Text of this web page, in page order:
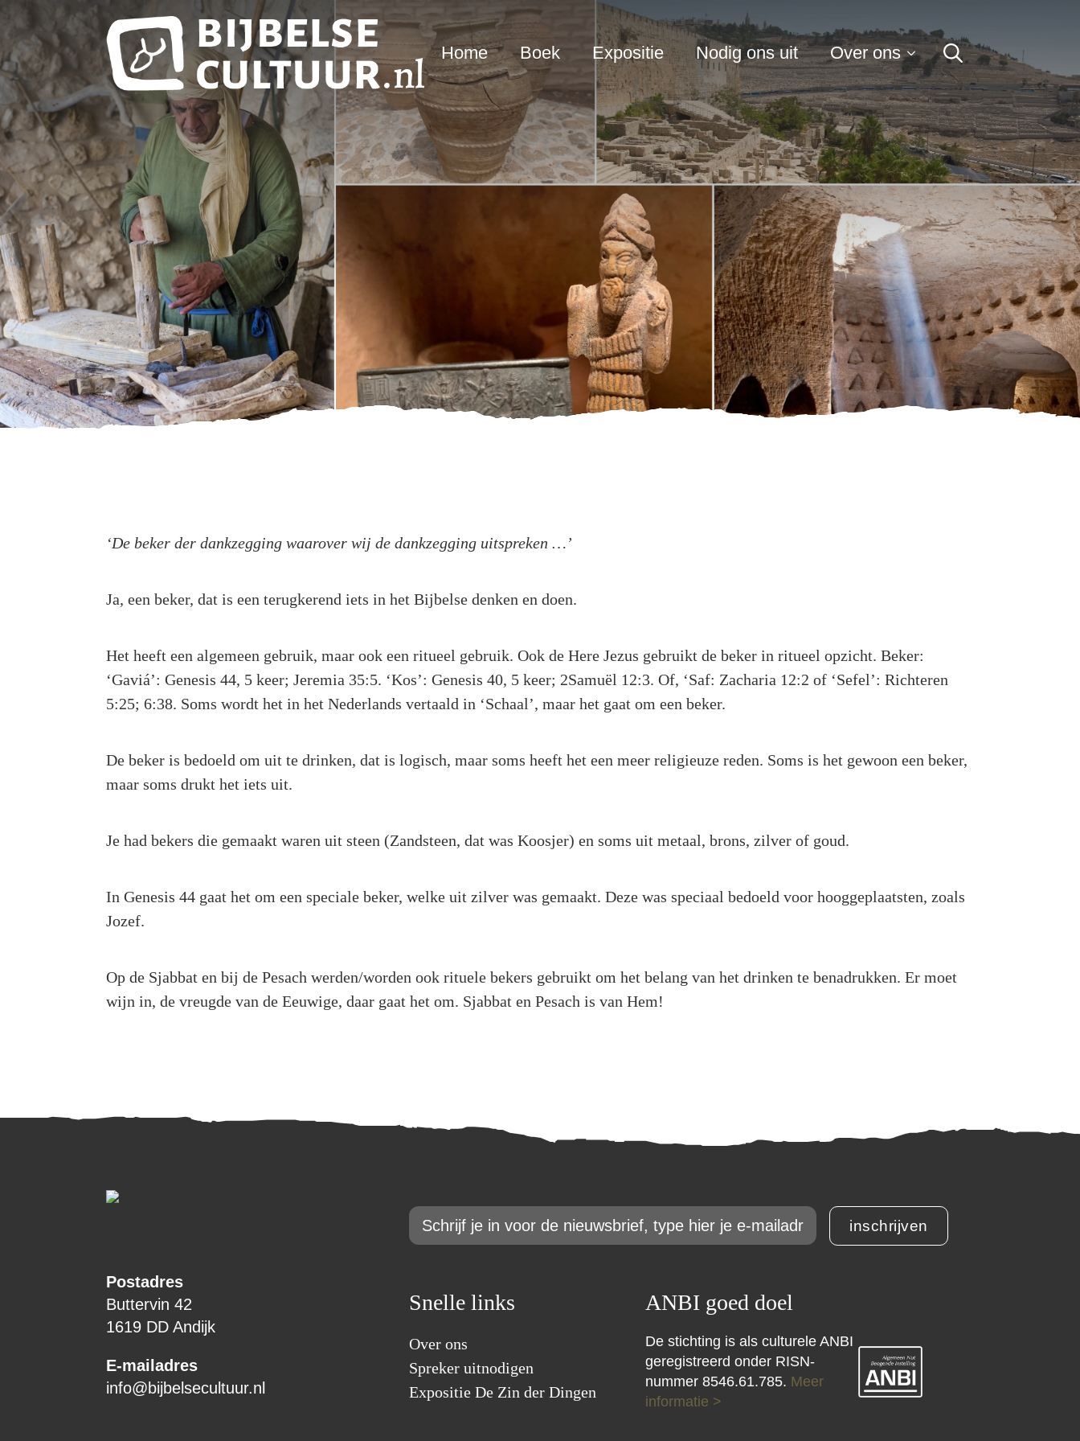
Home Boek Expositie Nodig ons uit Over ons
Search
for:
‘De beker der dankzegging waarover wij de dankzegging uitspreken …’
Ja, een beker, dat is een terugkerend iets in het Bijbelse denken en doen.
Het heeft een algemeen gebruik, maar ook een ritueel gebruik. Ook de Here Jezus gebruikt de beker in ritueel opzicht. Beker:
‘Gaviá’: Genesis 44, 5 keer; Jeremia 35:5. ‘Kos’: Genesis 40, 5 keer; 2Samuël 12:3. Of, ‘Saf: Zacharia 12:2 of ‘Sefel’: Richteren
5:25; 6:38. Soms wordt het in het Nederlands vertaald in ‘Schaal’, maar het gaat om een beker.
De beker is bedoeld om uit te drinken, dat is logisch, maar soms heeft het een meer religieuze reden. Soms is het gewoon een beker,
maar soms drukt het iets uit.
Je had bekers die gemaakt waren uit steen (Zandsteen, dat was Koosjer) en soms uit metaal, brons, zilver of goud.
In Genesis 44 gaat het om een speciale beker, welke uit zilver was gemaakt. Deze was speciaal bedoeld voor hooggeplaatsten, zoals
Jozef.
Op de Sjabbat en bij de Pesach werden/worden ook rituele bekers gebruikt om het belang van het drinken te benadrukken. Er moet
wijn in, de vreugde van de Eeuwige, daar gaat het om. Sjabbat en Pesach is van Hem!
Postadres
Buttervin 42
1619 DD Andijk
E-mailadres
info@bijbelsecultuur.nl
Email
inschrijven
Snelle links
Over ons
Spreker uitnodigen
Expositie De Zin der Dingen
ANBI goed doel
De stichting is als culturele ANBI
geregistreerd onder RISN-
nummer 8546.61.785. Meer
informatie >